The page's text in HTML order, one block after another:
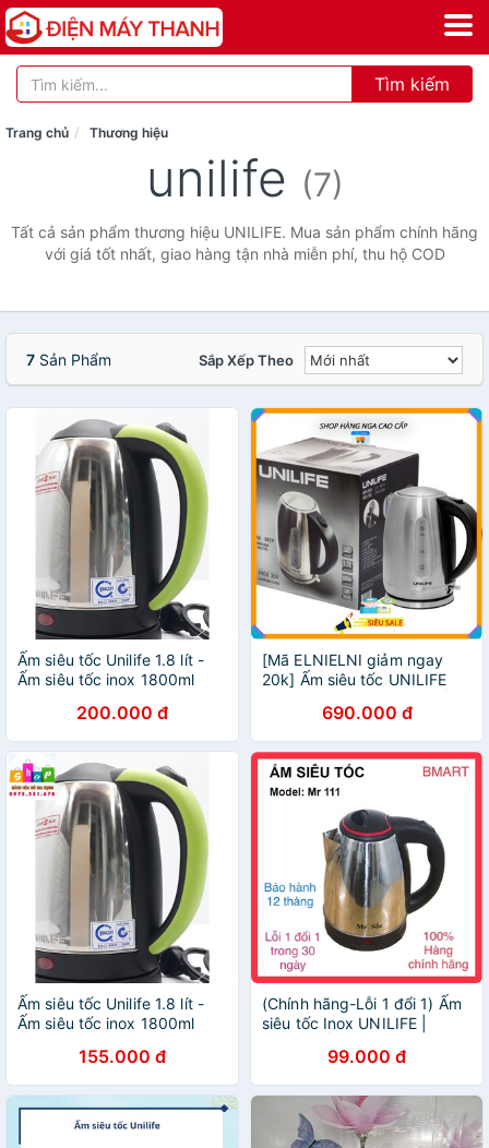
Tìm kiếm
Trang chủ Thương hiệu
unilife (7)
Tất cả sản phẩm thương hiệu UNILIFE. Mua sản phẩm chính hãng
với giá tốt nhất, giao hàng tận nhà miễn phí, thu hộ COD
7 Sản Phẩm Sắp Xếp Theo
Ấm siêu tốc Unilife 1.8 lít -
Ấm siêu tốc inox 1800ml
200.000 đ
[Mã ELNIELNI giảm ngay
20k] Ấm siêu tốc UNILIFE
đun siêu tốc cao cấp
690.000 đ
Ấm siêu tốc Unilife 1.8 lít -
Ấm siêu tốc inox 1800ml
155.000 đ
(Chính hãng-Lỗi 1 đổi 1) Ấm
siêu tốc Inox UNILIFE |
tinh Chefman 1.8 Lít [ Bảo
hành 12 tháng ]
99.000 đ